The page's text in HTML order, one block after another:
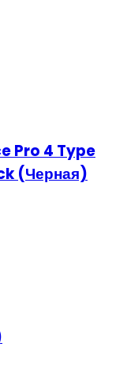
Pro 4 Type
(Черная)